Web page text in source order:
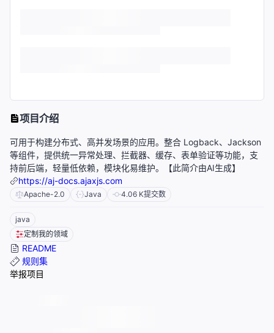
项目介绍
可用于构建分布式、高并发场景的应用。整合 Logback、Jackson
等组件，提供统一异常处理、拦截器、缓存、表单验证等功能，支
持前后端，轻量低依赖，模块化易维护。【此简介由AI生成】
https://aj-docs.ajaxjs.com
Apache-2.0 Java 4.06 K提交数
java
定制我的领域
README
规则集
举报项目